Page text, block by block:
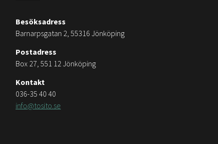
Besöksadress
Barnarpsgatan 2, 55316 Jönköping
Postadress
Box 27, 551 12 Jönköping
Kontakt
036-35 40 40
info@tosito.se